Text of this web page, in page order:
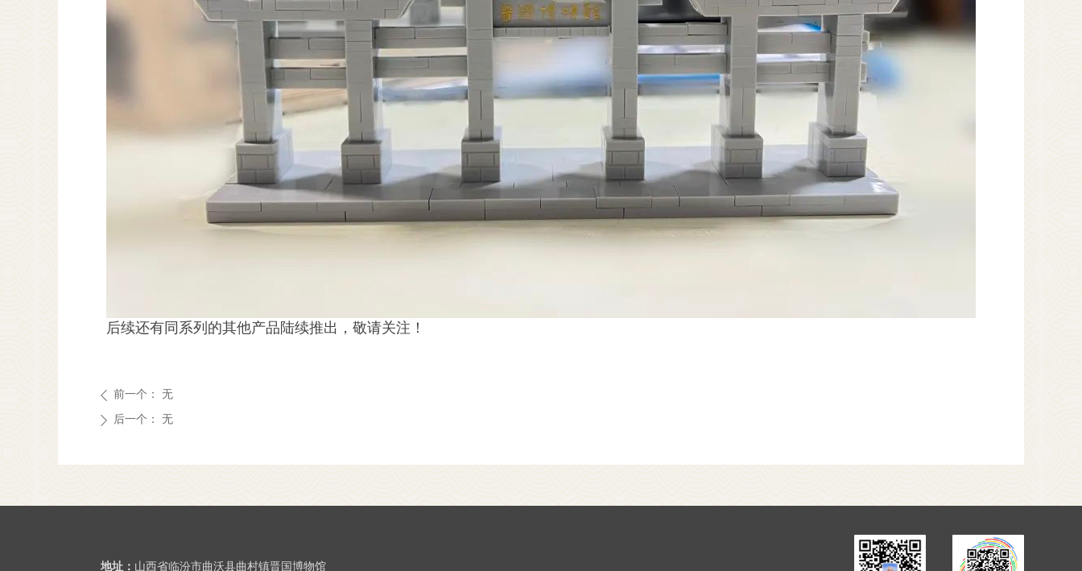
后续还有同系列的其他产品陆续推出，敬请关注！
ꄴ 前一个： 无
ꄲ 后一个： 无
地址： 山西省临汾市曲沃县曲村镇晋国博物馆